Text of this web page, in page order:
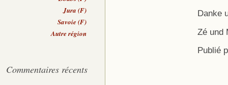
Danke
Zé und
Publié
Jura (F)
Savoie (F)
Autre région
Commentaires récents